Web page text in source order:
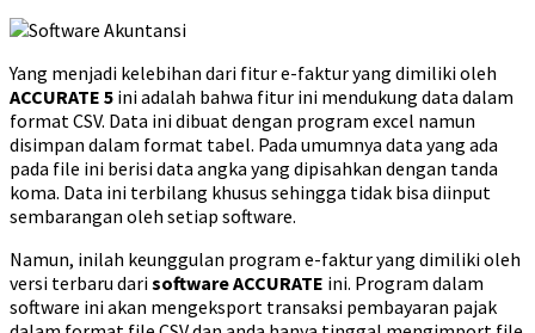
Yang menjadi kelebihan dari fitur e-faktur yang dimiliki oleh
ACCURATE 5 ini adalah bahwa fitur ini mendukung data dalam
format CSV. Data ini dibuat dengan program excel namun
disimpan dalam format tabel. Pada umumnya data yang ada
pada file ini berisi data angka yang dipisahkan dengan tanda
koma. Data ini terbilang khusus sehingga tidak bisa diinput
sembarangan oleh setiap software.
Namun, inilah keunggulan program e-faktur yang dimiliki oleh
versi terbaru darisoftware ACCURATE ini. Program dalam
software ini akan mengeksport transaksi pembayaran pajak